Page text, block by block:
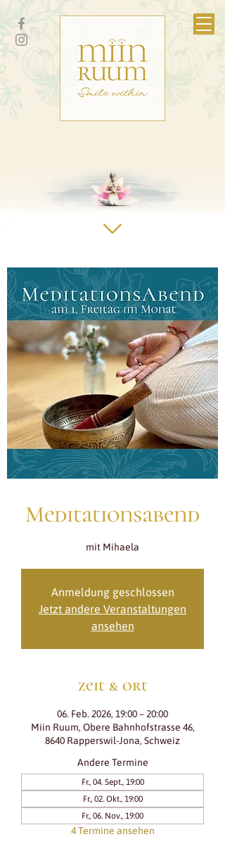
Meditationsabend
mit Mihaela
Anmeldung geschlossen
Jetzt andere Veranstaltungen
ansehen
zeit & ort
06. Feb. 2026, 19:00 – 20:00
Miin Ruum, Obere Bahnhofstrasse 46,
8640 Rapperswil-Jona, Schweiz
Andere Termine
Fr., 04. Sept., 19:00
Fr., 02. Okt., 19:00
Fr., 06. Nov., 19:00
4 Termine ansehen